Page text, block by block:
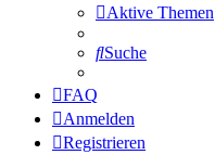
Aktive Themen
Suche
FAQ
Anmelden
Registrieren